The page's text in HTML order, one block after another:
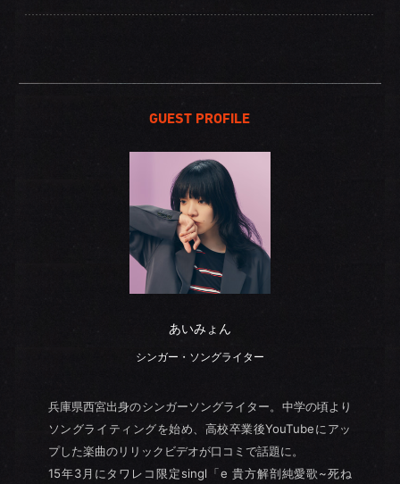
GUEST PROFILE
あいみょん
シンガー・ソングライター
兵庫県西宮出身のシンガーソングライター。中学の頃より
ソングライティングを始め、高校卒業後YouTubeにアッ
プした楽曲のリリックビデオが口コミで話題に。
15年3月にタワレコ限定singl「e 貴方解剖純愛歌~死ね